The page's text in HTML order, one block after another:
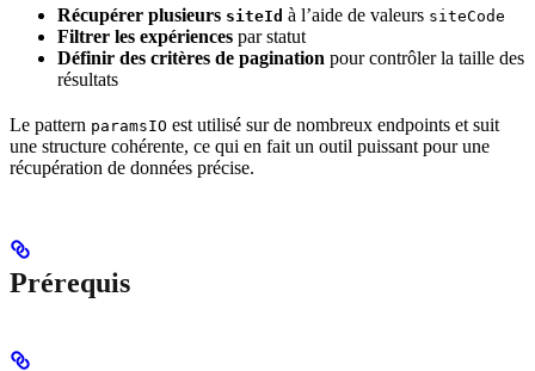
Récupérer plusieurs siteId à l’aide de valeurs siteCode
Filtrer les expériences par statut
Définir des critères de pagination pour contrôler la taille des
résultats
Le pattern paramsIO est utilisé sur de nombreux endpoints et suit
une structure cohérente, ce qui en fait un outil puissant pour une
récupération de données précise.
Prérequis